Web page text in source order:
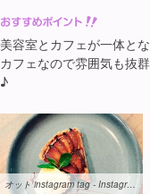
美容室とカフェが一体と
カフェなので雰囲気も抜
♪
オット instagram tag - Instagram2.com